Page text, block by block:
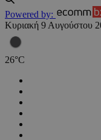
Powered by:
Κυριακή 9 Αυγούστου
26°C